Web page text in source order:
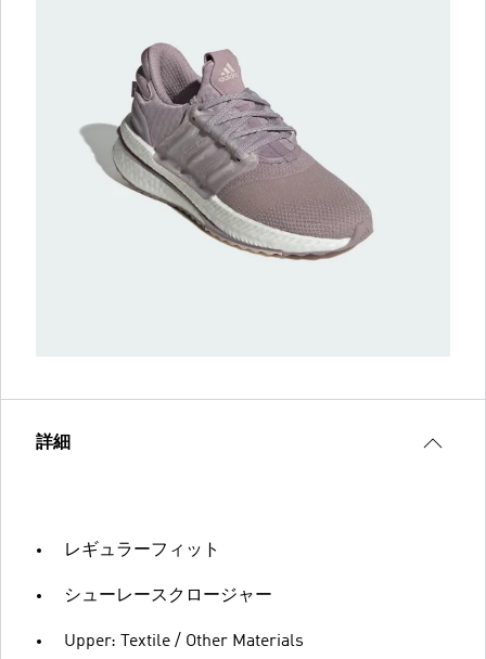
詳細
レギュラーフィット
シューレースクロージャー
Upper: Textile / Other Materials